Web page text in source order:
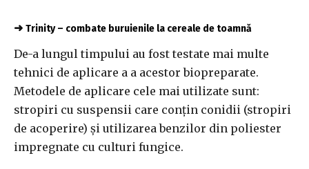
➜ Trinity – combate buruienile la cereale de toamnă
De-a lungul timpului au fost testate mai multe
tehnici de aplicare a a acestor biopreparate.
Metodele de aplicare cele mai utilizate sunt:
stropiri cu suspensii care conțin conidii (stropiri
de acoperire) și utilizarea benzilor din poliester
impregnate cu culturi fungice.